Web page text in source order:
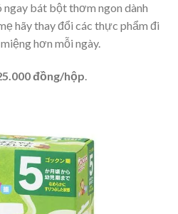
ngay bát bột thơm ngon dành
hãy thay đổi các thực phẩm đi
hơn mỗi ngày.
đồng/hộp.